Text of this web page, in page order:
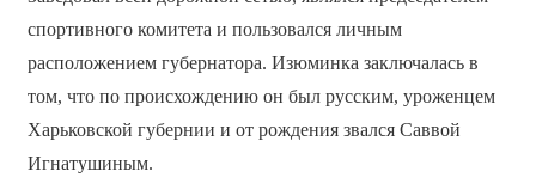
спортивного комитета и пользовался личным
расположением губернатора. Изюминка заключалась в
том, что по происхождению он был русским, уроженцем
Харьковской губернии и от рождения звался Саввой
Игнатушиным.